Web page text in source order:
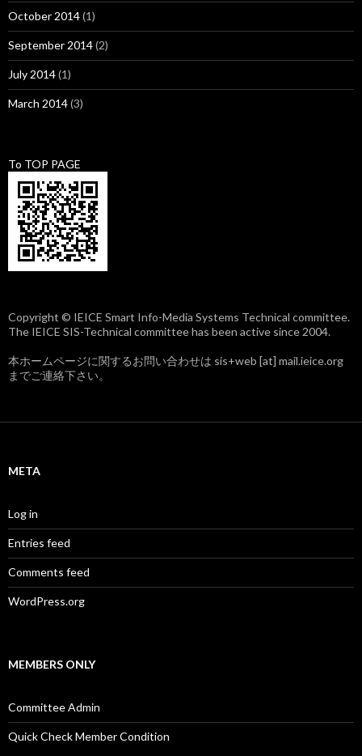
October 2014(1)
September 2014(2)
July 2014(1)
March 2014(3)
To TOP PAGE
Copyright © IEICE Smart Info-Media Systems Technical committee.
The IEICE SIS-Technical committee has been active since 2004.
本ホームページに関するお問い合わせは sis+web [at] mail.ieice.org
までご連絡下さい。
META
Log in
Entries feed
Comments feed
WordPress.org
MEMBERS ONLY
Committee Admin
Quick Check Member Condition